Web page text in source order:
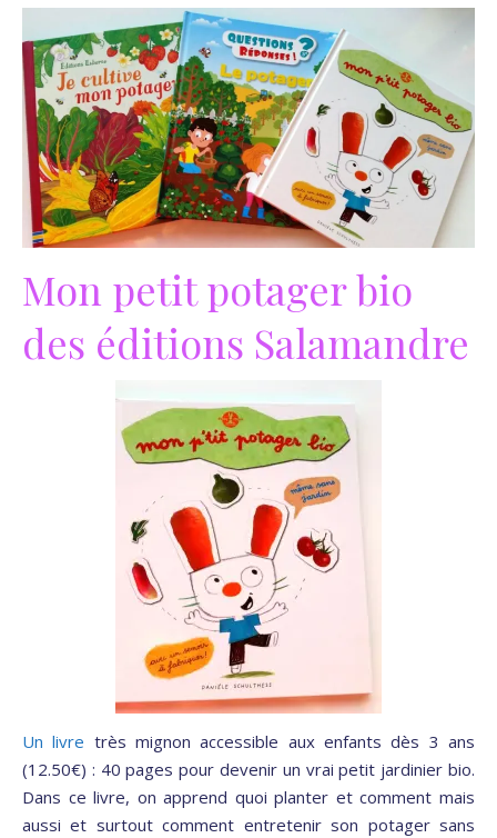
Mon petit potager bio
des éditions Salamandre
Un livre très mignon accessible aux enfants dès 3 ans
(12.50€) : 40 pages pour devenir un vrai petit jardinier bio.
Dans ce livre, on apprend quoi planter et comment mais
aussi et surtout comment entretenir son potager sans